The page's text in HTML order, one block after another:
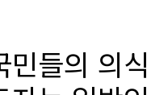
들의 의